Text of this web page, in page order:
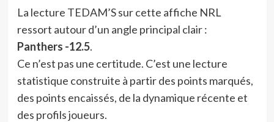
La lecture TEDAM’S sur cette affiche NRL
ressort autour d’un angle principal clair :
Panthers -12.5.
Ce n’est pas une certitude. C’est une lecture
statistique construite à partir des points marqués,
des points encaissés, de la dynamique récente et
des profils joueurs.